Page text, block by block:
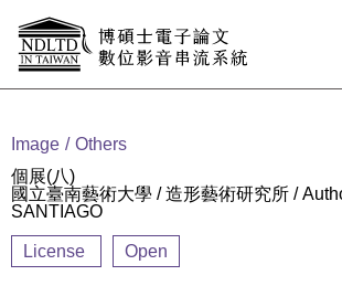
Image
Others
個展(八)
國立臺南藝術大學 / 造形藝術研究所 /
SANTIAGO
License Open